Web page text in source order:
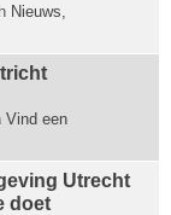
Nieuws,
Vind een
Utrecht
doet